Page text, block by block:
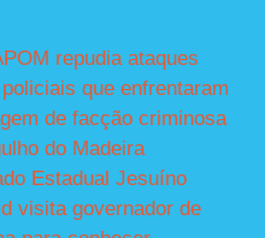
repudia ataques
que enfrentaram
de facção criminosa
do Madeira
Estadual Jesuíno
visita governador de